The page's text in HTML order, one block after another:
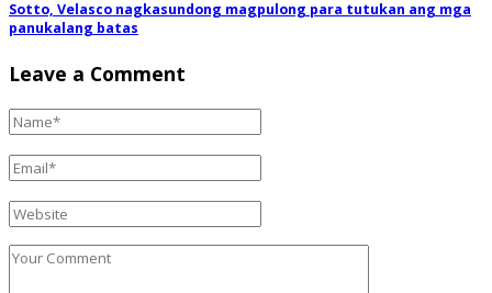
Sotto, Velasco nagkasundong magpulong para tutukan ang mga
panukalang batas
Leave a Comment